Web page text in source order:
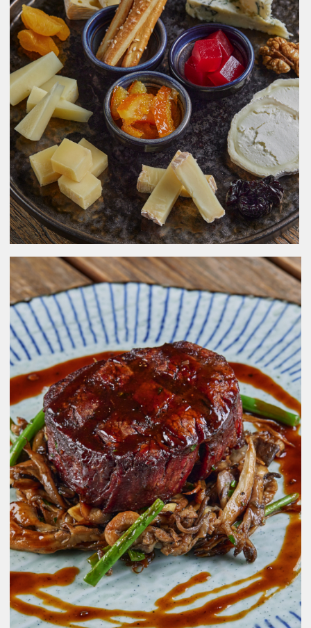
Вопросы и ответы
Для получения информации или
бронирования заполните форму
Мы свяжемся с Вами в ближайшее
время для уточнения деталей
Какое событие планируете
провести у нас?